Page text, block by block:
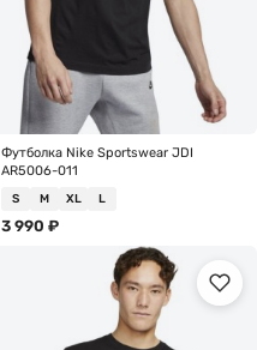
Футболка Nike Sportswear JDI
AR5006-011
S M XL L
3 990 ₽